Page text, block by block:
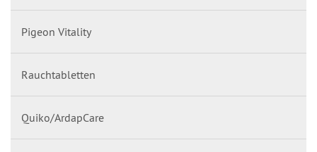
Pigeon Vitality
Rauchtabletten
Quiko/ArdapCare